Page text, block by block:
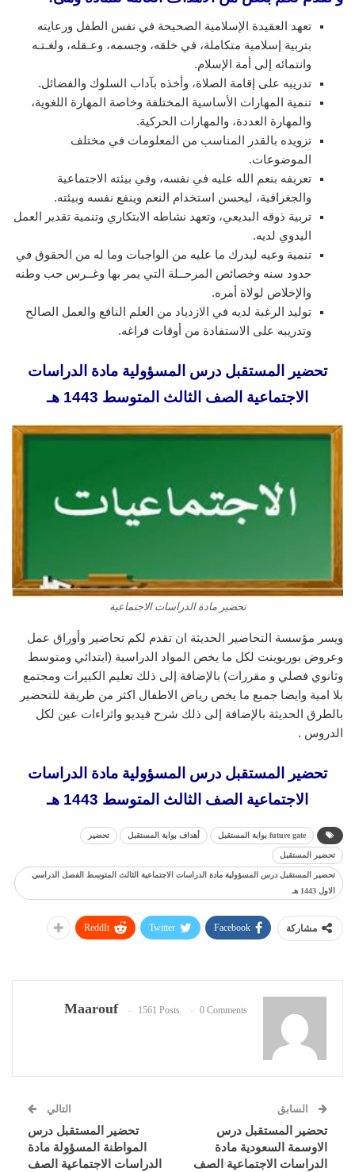
تعهد العقيدة الإسلامية الصحيحة في نفس الطفل ورعايته
بتربية إسلامية متكاملة، في خلقه، وجسمه، وعـقله، ولغـتـه
وانتمائه إلى أمة الإسلام.
تدريبه على إقامة الصلاة، وأخذه بآداب السلوك والفضائل.
تنمية المهارات الأساسية المختلفة وخاصة المهارة اللغوية،
والمهارة العددة، والمهارات الحركية.
تزويده بالقدر المناسب من المعلومات في مختلف
الموضوعات.
تعريفه بنعم الله عليه في نفسه، وفي بيئته الاجتماعية
والجغرافية، ليحسن استخدام النعم وينفع نفسه وبيئته.
تربية ذوقه البديعي، وتعهد نشاطه الابتكاري وتنمية تقدير العمل
اليدوي لديه.
تنمية وعيه ليدرك ما عليه من الواجبات وما له من الحقوق في
حدود سنه وخصائص المرحــلة التي يمر بها وغــرس حب وطنه
والإخلاص لولاة أمره.
توليد الرغبة لديه في الازدياد من العلم النافع والعمل الصالح
وتدريبه على الاستفادة من أوقات فراغه.
تحضير المستقبل درس المسؤولية مادة الدراسات
الاجتماعية الصف الثالث المتوسط 1443 هـ
تحضير مادة الدراسات الاجتماعية
ويسر مؤسسة التحاضير الحديثة ان تقدم لكم تحاضير وأوراق عمل
وعروض بوربوينت لكل ما يخص المواد الدراسية (ابتدائي ومتوسط
وثانوي فصلي و مقررات) بالإضافة إلى ذلك تعليم الكبيرات ومجتمع
بلا امية وايضا جميع ما يخص رياض الاطفال اكثر من طريقة للتحضير
بالطرق الحديثة بالإضافة إلى ذلك شرح فيديو واثراءات عين لكل
الدروس .
تحضير المستقبل درس المسؤولية مادة الدراسات
الاجتماعية الصف الثالث المتوسط 1443 هـ
future gate بوابة المستقبل أهداف بوابة المستقبل تحضير
تحضير المستقبل
تحضير المستقبل درس المسؤولية مادة الدراسات الاجتماعية الثالث المتوسط الفصل الدراسي
الاول 1443 هـ
مشاركة Facebook
Twitter
ReddIt
Maarouf 1561 Posts 0 Comments
السابق
تحضير المستقبل درس
الاوسمة السعودية مادة
الدراسات الاجتماعية الصف
التالي
تحضير المستقبل درس
المواطنة المسؤولة مادة
الدراسات الاجتماعية الصف